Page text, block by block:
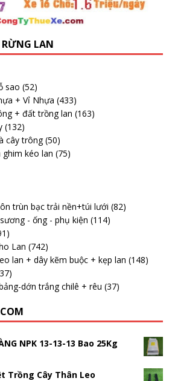
LAN
sao (52)
+ Vỉ Nhựa (433)
+ đất trồng lan (163)
(132)
cây trông (50)
ghim kéo lan (75)
trùn bạc trải nền+túi lưới (82)
- ống - phụ kiện (114)
Lan (742)
lan + dây kẽm buộc + kẹp lan (148)
dớn trắng chilê + rêu (37)
NPK 13-13-13 Bao 25Kg
Trồng Cây Thân Leo